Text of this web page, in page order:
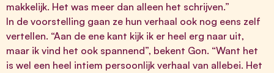
makkelijk. Het was meer dan alleen het schrijven.”
In de voorstelling gaan ze hun verhaal ook nog eens zelf
vertellen. “Aan de ene kant kijk ik er heel erg naar uit,
maar ik vind het ook spannend”, bekent Gon. “Want het
is wel een heel intiem persoonlijk verhaal van allebei. Het